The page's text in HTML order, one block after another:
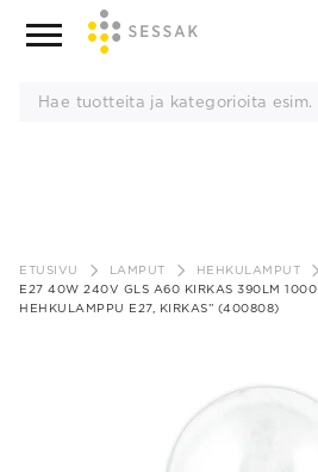
sisältöön
ETUSIVU LAMPUT
HEHKULAMPUT
E27 40W 240V GLS A60 KIRKAS 390LM
HEHKULAMPPU E27, KIRKAS” (400808)